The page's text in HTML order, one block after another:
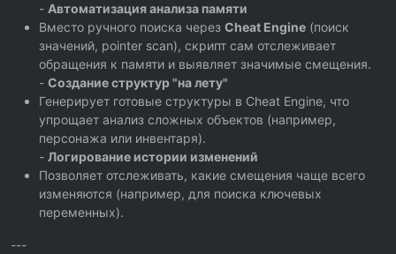
- Автоматизация анализа памяти
Вместо ручного поиска через Cheat Engine (поиск
значений, pointer scan), скрипт сам отслеживает
обращения к памяти и выявляет значимые смещения.
- Создание структур "на лету"
Генерирует готовые структуры в Cheat Engine, что
упрощает анализ сложных объектов (например,
персонажа или инвентаря).
- Логирование истории изменений
Позволяет отслеживать, какие смещения чаще всего
изменяются (например, для поиска ключевых
переменных).
---